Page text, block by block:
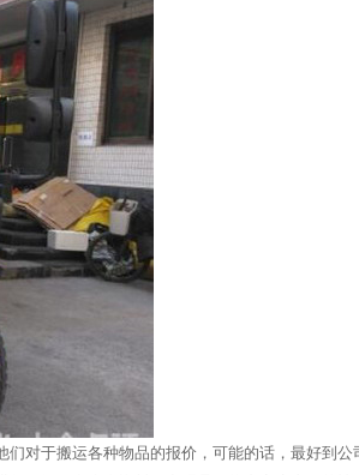
对于搬运各种物品的报价，可能的话，最好到公